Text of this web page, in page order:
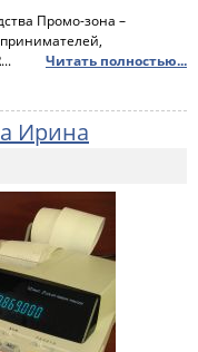
Промо-зона –
Читать полностью...
Ирина